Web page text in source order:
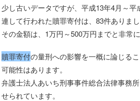
少し古いデータですが、平成13年4月～
連して行われた贖罪寄付は、83件ありまし
その金額は、1万円～500万円までと非常に
贖罪寄付の量刑への影響を一概に論じる
可能性はあります。
弁護士法人あいち刑事事件総合法律事務
せられています。